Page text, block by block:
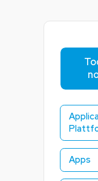
Citrix
Omnissa
Palo
Radware
Rapid7
Scale
Virtuozzo
Apps